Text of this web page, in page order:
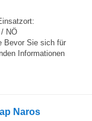
NÖ
Bevor Sie sich für
Informationen
Naros